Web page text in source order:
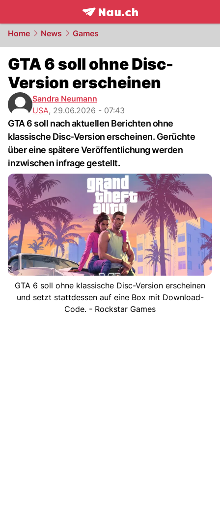
frontpage.NAU.ch
Home News Games
GTA 6 soll ohne Disc-
Version erscheinen
Sandra Neumann
USA, 29.06.2026 - 07:43
GTA 6 soll nach aktuellen Berichten ohne
klassische Disc-Version erscheinen. Gerüchte
über eine spätere Veröffentlichung werden
inzwischen infrage gestellt.
GTA 6 soll ohne klassische Disc-Version erscheinen
und setzt stattdessen auf eine Box mit Download-
Code. - Rockstar Games